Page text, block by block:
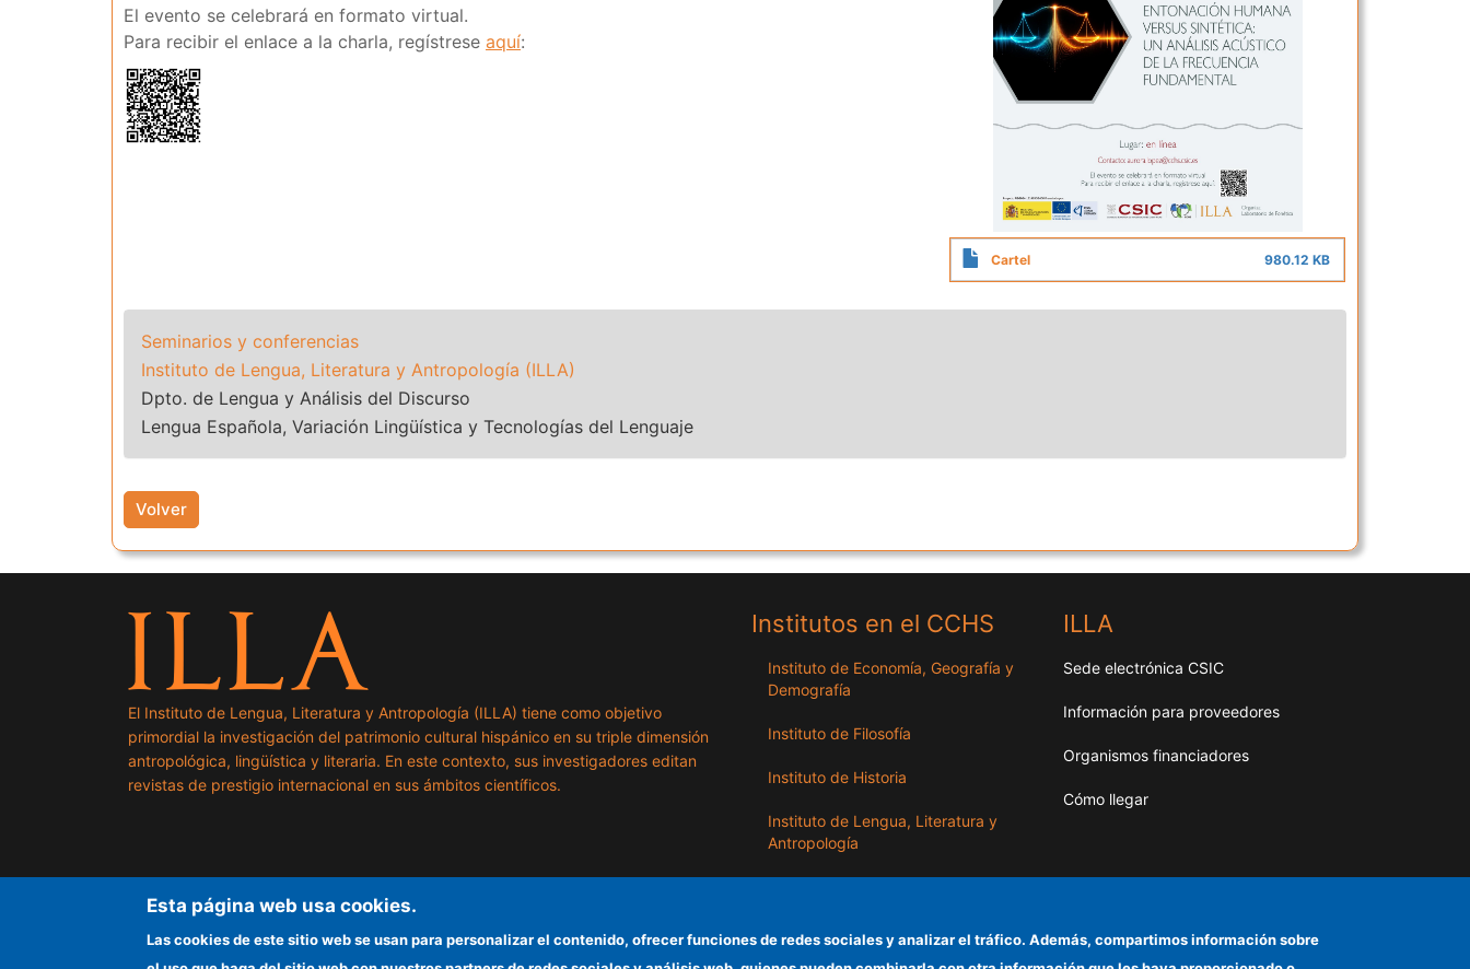
El evento se celebrará en formato virtual.
Para recibir el enlace a la charla, regístrese aquí:
Cartel 980.12 KB
Seminarios y conferencias
Instituto de Lengua, Literatura y Antropología (ILLA)
Dpto. de Lengua y Análisis del Discurso
Lengua Española, Variación Lingüística y Tecnologías del Lenguaje
Volver
El Instituto de Lengua, Literatura y Antropología (ILLA) tiene como objetivo
primordial la investigación del patrimonio cultural hispánico en su triple dimensión
antropológica, lingüística y literaria. En este contexto, sus investigadores editan
revistas de prestigio internacional en sus ámbitos científicos.
Institutos en el CCHS
Instituto de Economía, Geografía y
Demografía
Instituto de Filosofía
Instituto de Historia
Instituto de Lengua, Literatura y
Antropología
Próximo
ILLA
Sede electrónica CSIC
Información para proveedores
Organismos financiadores
Cómo llegar
Esta página web usa cookies.
Las cookies de este sitio web se usan para personalizar el contenido, ofrecer funciones de redes sociales y analizar el tráfico. Además, compartimos información sobre